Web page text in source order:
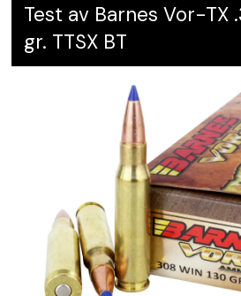
Test av Barnes Vor-TX
gr. TTSX BT